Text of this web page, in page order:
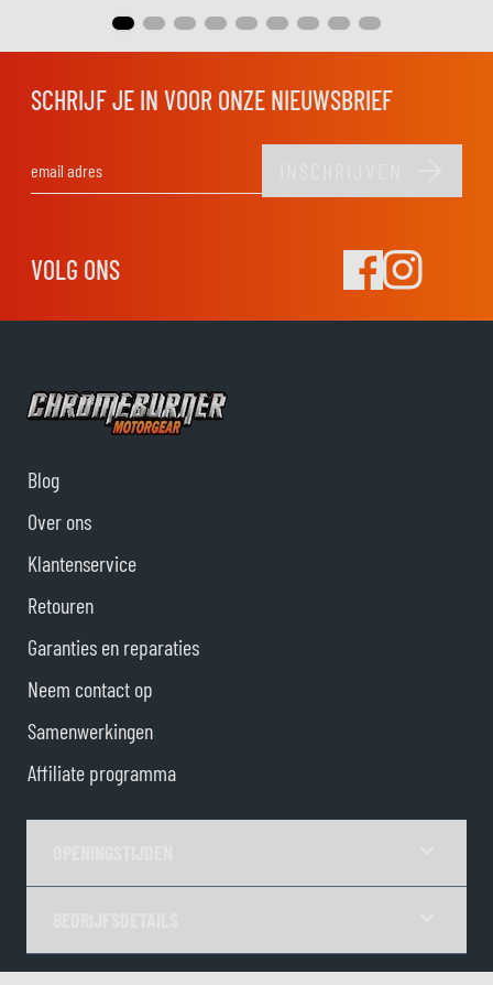
SCHRIJF JE IN VOOR ONZE NIEUWSBRIEF
VOLG ONS
Blog
Over ons
Klantenservice
Retouren
Garanties en reparaties
Neem contact op
Samenwerkingen
Affiliate programma